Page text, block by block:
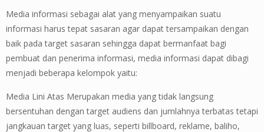
Media informasi sebagai alat yang menyampaikan suatu
informasi harus tepat sasaran agar dapat tersampaikan dengan
baik pada target sasaran sehingga dapat bermanfaat bagi
pembuat dan penerima informasi, media informasi dapat dibagi
menjadi beberapa kelompok yaitu:
Media Lini Atas Merupakan media yang tidak langsung
bersentuhan dengan target audiens dan jumlahnya terbatas tetapi
jangkauan target yang luas, seperti billboard, reklame, baliho,